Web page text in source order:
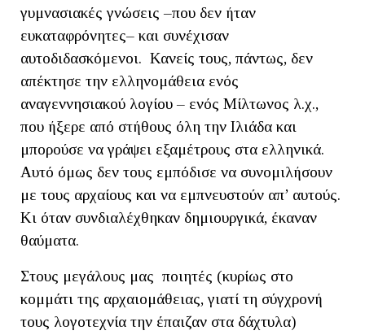
γυμνασιακές γνώσεις –που δεν ήταν
ευκαταφρόνητες– και συνέχισαν
αυτοδιδασκόμενοι. Κανείς τους, πάντως, δεν
απέκτησε την ελληνομάθεια ενός
αναγεννησιακού λογίου – ενός Μίλτωνος λ.χ.,
που ήξερε από στήθους όλη την Ιλιάδα και
μπορούσε να γράψει εξαμέτρους στα ελληνικά.
Αυτό όμως δεν τους εμπόδισε να συνομιλήσουν
με τους αρχαίους και να εμπνευστούν απ’ αυτούς.
Κι όταν συνδιαλέχθηκαν δημιουργικά, έκαναν
θαύματα.
Στους μεγάλους μας ποιητές (κυρίως στο
κομμάτι της αρχαιομάθειας, γιατί τη σύγχρονή
τους λογοτεχνία την έπαιζαν στα δάχτυλα)